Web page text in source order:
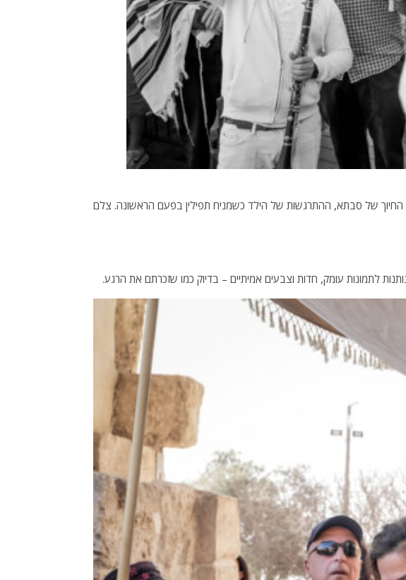
של סבתא, ההתרגשות של הילד כשמניח תפילין בפעם הראשונה. צלם
לתמונות עומק, חדות וצבעים אמיתיים – בדיוק כמו שזכרתם את הרגע.